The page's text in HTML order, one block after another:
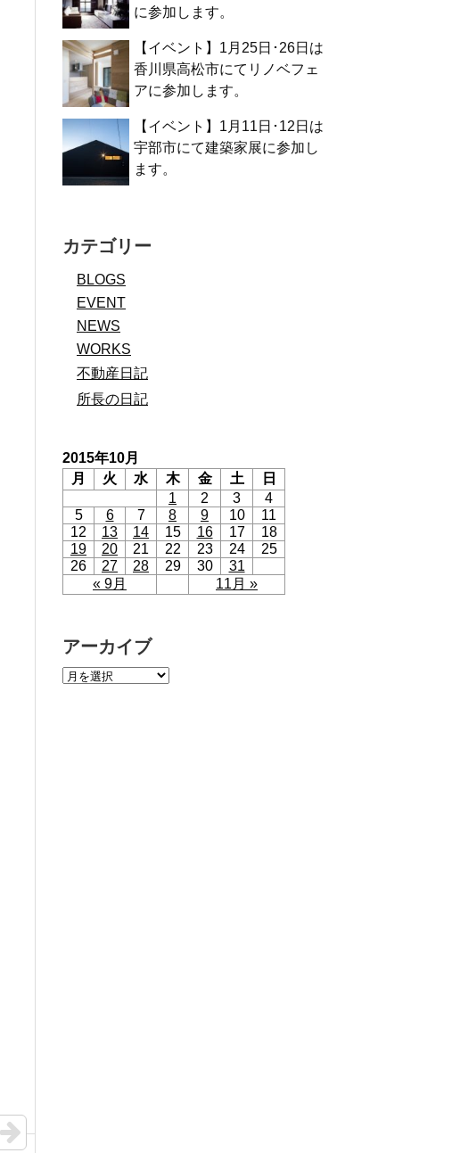
に参加します。
【イベント】1月25日･26日は
香川県高松市にてリノベフェ
アに参加します。
【イベント】1月11日･12日は
宇部市にて建築家展に参加し
ます。
カテゴリー
BLOGS
EVENT
NEWS
WORKS
不動産日記
所長の日記
2015年10月
月
火 水 木 金 土 日
« 9月 11月 »
1 2 3
4
5
6 7 8 9 10
11
12
13 14 15 16 17
18
19
20 21 22 23 24
25
26
27 28 29 30 31
アーカイブ